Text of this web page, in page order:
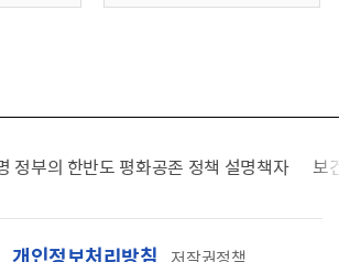
정부의 한반도 평화공존 정책 설명책자 보
개인정보처리방침